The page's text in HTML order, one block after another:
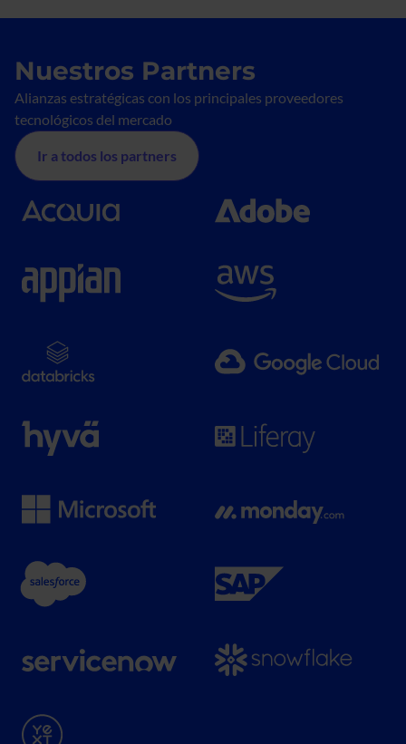
Nuestros Partners
Alianzas estratégicas con los principales proveedores
tecnológicos del mercado
Ir a todos los partners